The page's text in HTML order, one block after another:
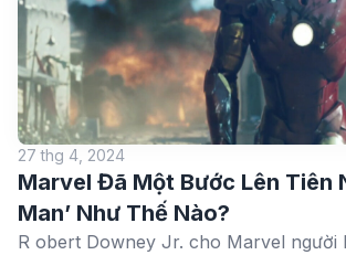
27 thg 4, 2024
Marvel Đã Một Bước Lên Tiên
Man’ Như Thế Nào?
R obert Downey Jr. cho Marvel người